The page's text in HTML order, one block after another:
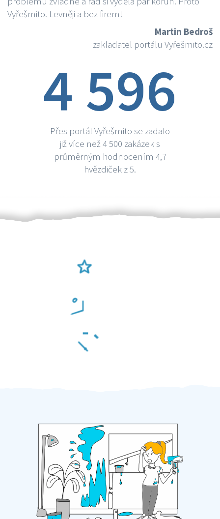
Vyřešmito. Levněji a bez firem!
Martin Bedroš
zakladatel portálu Vyřešmito.cz
4 596
Přes portál Vyřešmito se zadalo
již více než 4 500 zakázek s
průměrným hodnocením 4,7
hvězdiček z 5.